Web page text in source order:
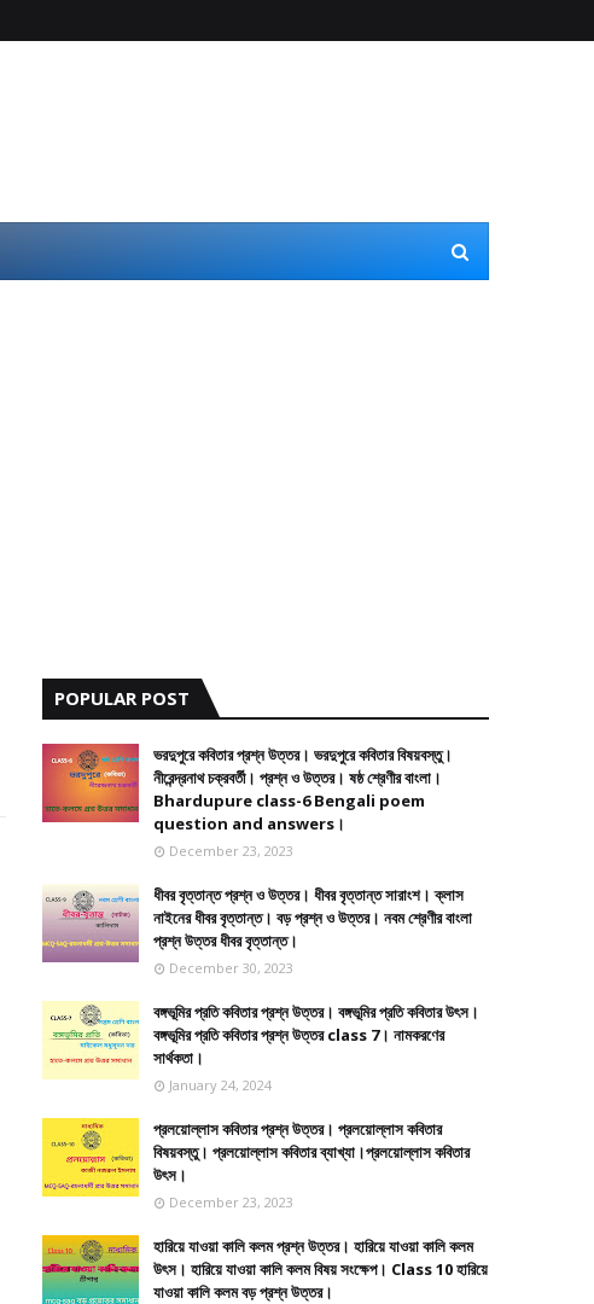
POPULAR POST
ভরদুপুরে কবিতার প্রশ্ন উত্তর। ভরদুপুরে কবিতার বিষয়বস্তু।
নীরেন্দ্রনাথ চক্রবর্তী। প্রশ্ন ও উত্তর। ষষ্ঠ শ্রেণীর বাংলা।
Bhardupure class-6 Bengali poem
question and answers।
December 23, 2023
ধীবর বৃত্তান্ত প্রশ্ন ও উত্তর। ধীবর বৃত্তান্ত সারাংশ। ক্লাস
নাইনের ধীবর বৃত্তান্ত। বড় প্রশ্ন ও উত্তর। নবম শ্রেণীর বাংলা
প্রশ্ন উত্তর ধীবর বৃত্তান্ত।
December 30, 2023
বঙ্গভূমির প্রতি কবিতার প্রশ্ন উত্তর। বঙ্গভূমির প্রতি কবিতার উৎস।
বঙ্গভূমির প্রতি কবিতার প্রশ্ন উত্তর class 7। নামকরণের
সার্থকতা।
January 24, 2024
প্রলয়োল্লাস কবিতার প্রশ্ন উত্তর। প্রলয়োল্লাস কবিতার
বিষয়বস্তু। প্রলয়োল্লাস কবিতার ব্যাখ্যা।প্রলয়োল্লাস কবিতার
উৎস।
December 23, 2023
হারিয়ে যাওয়া কালি কলম প্রশ্ন উত্তর। হারিয়ে যাওয়া কালি কলম
উৎস। হারিয়ে যাওয়া কালি কলম বিষয় সংক্ষেপ। Class 10 হারিয়ে
যাওয়া কালি কলম বড় প্রশ্ন উত্তর।